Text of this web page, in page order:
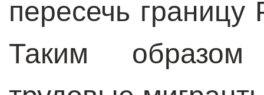
пересечь
Таким